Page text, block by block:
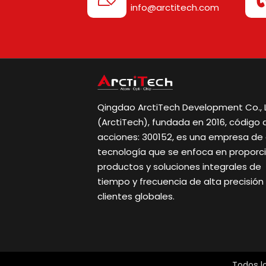
info@arctitech.com
Qingdao ArctiTech Development Co.,
(ArctiTech), fundada en 2016, código
acciones: 300152, es una empresa
tecnología que se enfoca en
productos y soluciones integrales de
tiempo y frecuencia de alta precisión
clientes globales.